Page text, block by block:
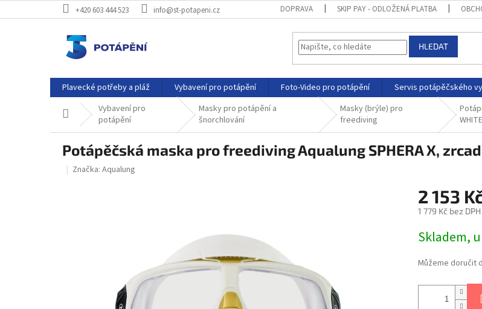
na
+420 603 444 523 info@st-potapeni.cz DOPRAVA SKIP PAY - ODLOŽENÁ PLATBA
HLEDAT
Plavecké potřeby a pláž Vybavení pro potápění Foto-Video pro potápění Servis potápěčského
Domů Vybavení pro
potápění
Masky pro potápění a
šnorchlování
Masky (brýle) pro
freediving
Potápěčská maska pro freediving Aqualung SPHERA X,
Značka: Aqualung
2 153
1 779 Kč bez DPH
Skladem,
Můžeme doručit